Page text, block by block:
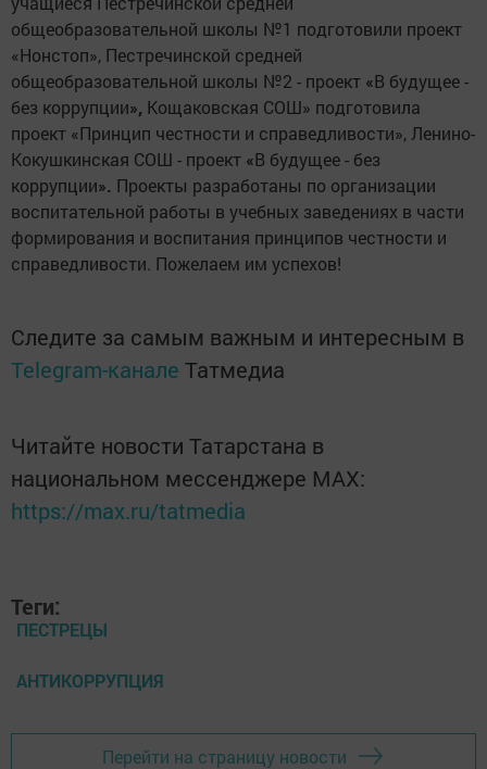
общеобразовательной школы №1 подготовили проект
«Нонстоп», Пестречинской средней
общеобразовательной школы №2 - проект «В будущее -
без коррупции», Кощаковская СОШ» подготовила
проект «Принцип честности и справедливости», Ленино-
Кокушкинская СОШ - проект «В будущее - без
коррупции». Проекты разработаны по организации
воспитательной работы в учебных заведениях в части
формирования и воспитания принципов честности и
справедливости. Пожелаем им успехов!
Следите за самым важным и интересным в
Telegram-канале Татмедиа
Читайте новости Татарстана в
национальном мессенджере MАХ:
https://max.ru/tatmedia
Теги:
ПЕСТРЕЦЫ
АНТИКОРРУПЦИЯ
Перейти на страницу новости